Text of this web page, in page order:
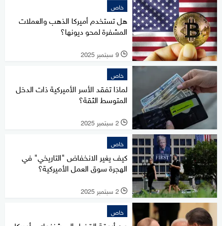
خاص
هل تستخدم أميركا الذهب والعملات
المشفرة لمحو ديونها؟
l 9 سبتمبر 2025
خاص
لماذا تفقد الأسر الأميركية ذات الدخل
المتوسط الثقة؟
l 2 سبتمبر 2025
خاص
كيف يغير الانخفاض "التاريخي" في
الهجرة سوق العمل الأميركية؟
l 2 سبتمبر 2025
خاص